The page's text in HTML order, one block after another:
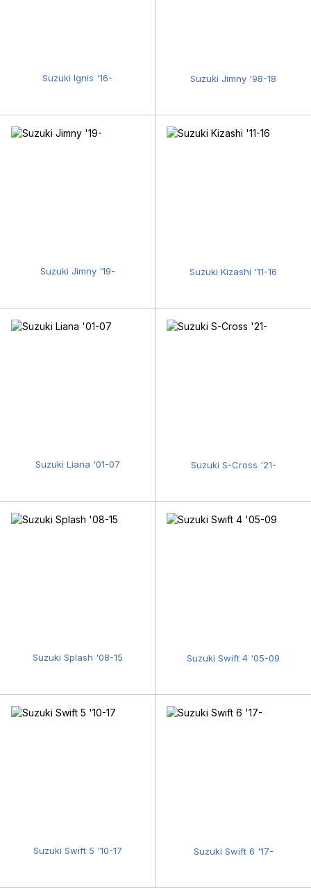
Suzuki Ignis '16- Suzuki Jimny '98-18
Suzuki Jimny '19- Suzuki Kizashi '11-16
Suzuki Liana '01-07 Suzuki S-Cross '21-
Suzuki Splash '08-15 Suzuki Swift 4 '05-09
Suzuki Swift 5 '10-17 Suzuki Swift 6 '17-